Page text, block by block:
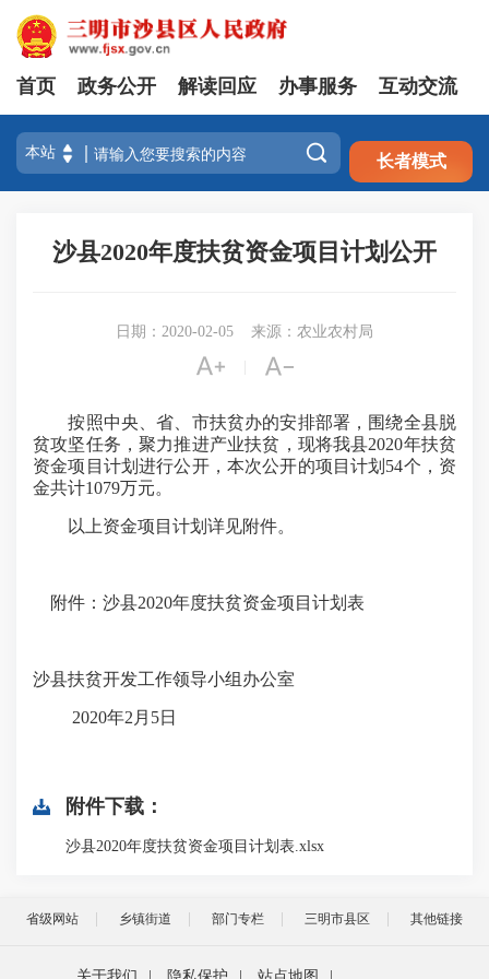
注册 登录
首页 政务公开 解读回应 办事服务 互动交流
 长者模式
沙县2020年度扶贫资金项目计划公开
日期：2020-02-05 来源：农业农村局
 
按照中央、省、市扶贫办的安排部署，围绕全县脱
贫攻坚任务，聚力推进产业扶贫，现将我县2020年扶贫
资金项目计划进行公开，本次公开的项目计划54个，资
金共计1079万元。
以上资金项目计划详见附件。
附件：沙县2020年度扶贫资金项目计划表
沙县扶贫开发工作领导小组办公室
2020年2月5日
附件下载：
沙县2020年度扶贫资金项目计划表.xlsx
省级网站 乡镇街道 部门专栏 三明市县区 其他链接